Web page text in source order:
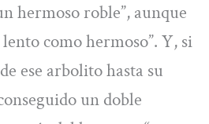
hermoso roble”, aunque
como hermoso”. Y, si
ese arbolito hasta su
un doble